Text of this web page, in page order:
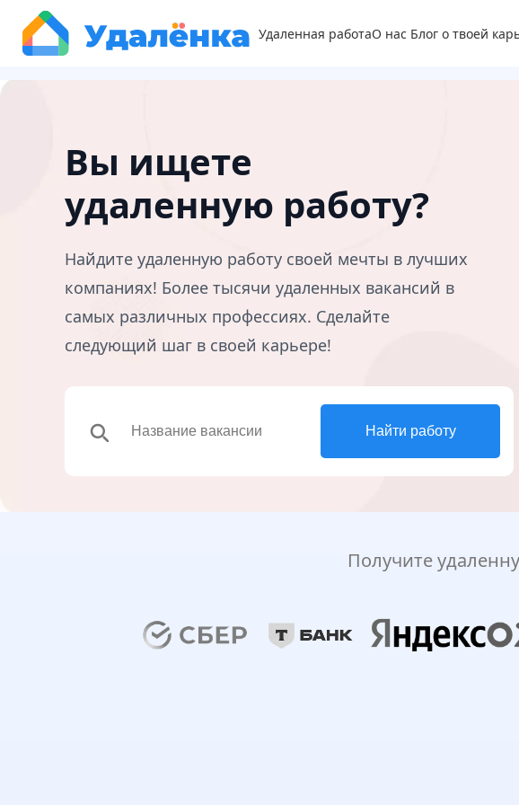
Удаленная работаО нас Блог о твоей
Вы ищете
удаленную работу?
Найдите удаленную работу своей мечты в лучших
компаниях! Более тысячи удаленных вакансий в
самых различных профессиях. Сделайте
следующий шаг в своей карьере!
search Найти работу
Получите